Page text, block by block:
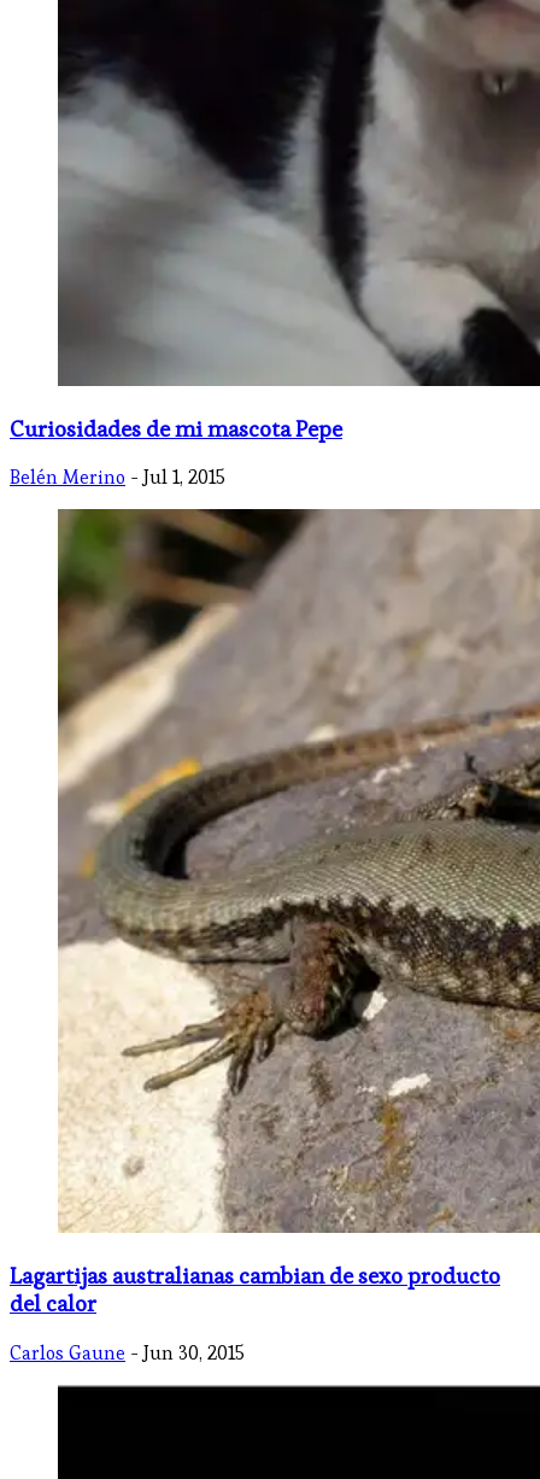
Curiosidades de mi mascota Pepe
Belén Merino - Jul 1, 2015
Lagartijas australianas cambian de sexo producto
del calor
Carlos Gaune - Jun 30, 2015